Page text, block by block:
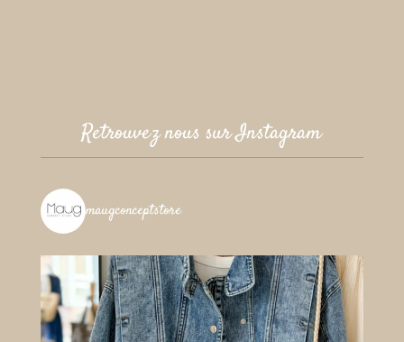
Retrouvez nous sur Instagram
maugconceptstore